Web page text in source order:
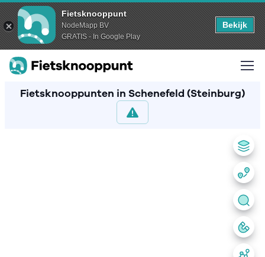
Fietsknooppunt
NodeMapp BV
GRATIS - In Google Play
Bekijk
Fietsknooppunten in Schenefeld (Steinburg)